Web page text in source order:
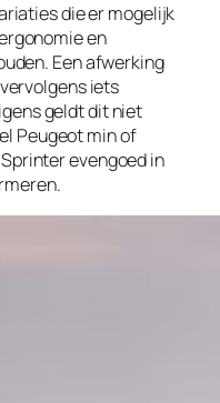
die er mogelijk
en
Een afwerking
iets
geldt dit niet
Peugeot min of
evengoed in